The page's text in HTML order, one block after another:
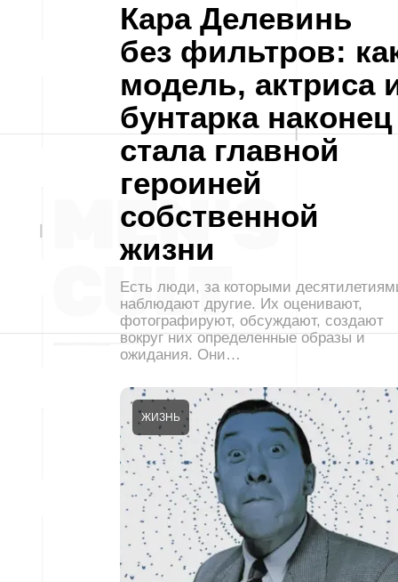
Кара Делевинь
без фильтров:
модель, актриса
бунтарка наконец
стала главной
героиней
собственной
жизни
Есть люди, за которыми
наблюдают другие. Их оценивают,
фотографируют, обсуждают, создают
вокруг них определенные образы и
ожидания. Они…
ЖИЗНЬ